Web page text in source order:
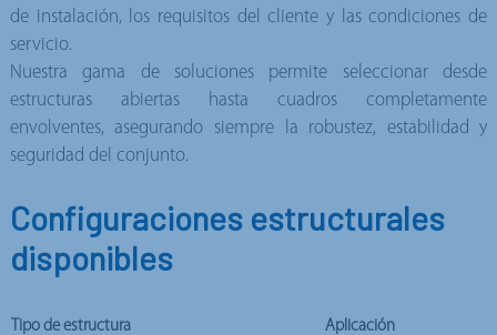
de instalación, los requisitos del cliente y las condiciones de
servicio.
Nuestra gama de soluciones permite seleccionar desde
estructuras abiertas hasta cuadros completamente
envolventes, asegurando siempre la robustez, estabilidad y
seguridad del conjunto.
Configuraciones estructurales
disponibles
Tipo de estructura Aplicación